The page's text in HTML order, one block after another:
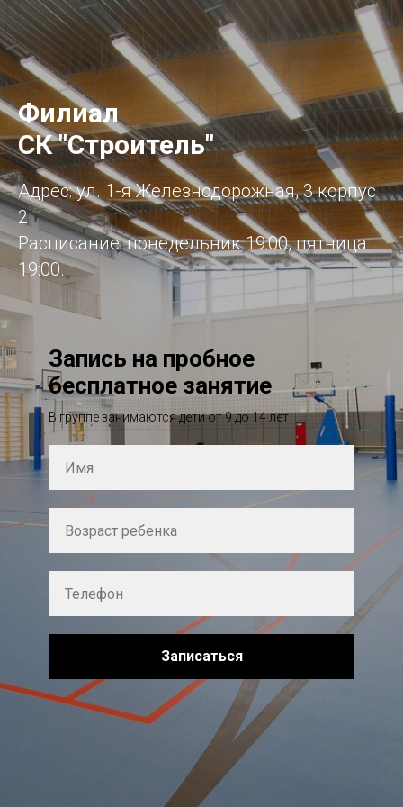
Филиал
СК "Строитель"
Адрес: ул. 1-я Железнодорожная, 3 корпус
2
Расписание: понедельник 19:00, пятница
19:00.
Запись на пробное
бесплатное занятие
В группе занимаются дети от 9 до 14 лет
Записаться